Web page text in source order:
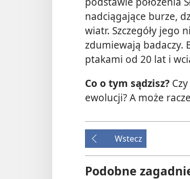
nadciągające burze,
wiatr. Szczegóły jego
zdumiewają badaczy.
ptakami od 20 lat i
Co o tym sądzisz?
ewolucji? A może
Wstecz
Podobne